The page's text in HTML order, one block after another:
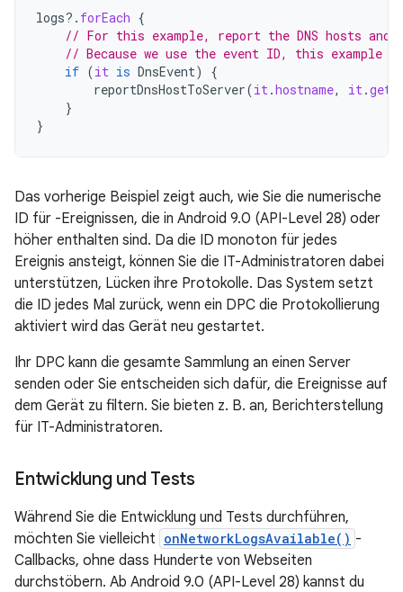
logs?. forEach {
// For this example, report the DNS hosts
// Because we use the event ID, this example
if (it is DnsEvent)
{
reportDnsHostToServer(it.hostname, it.
}
}
Das vorherige Beispiel zeigt auch, wie Sie die numerische
ID für -Ereignissen, die in Android 9.0 (API-Level 28) oder
höher enthalten sind. Da die ID monoton für jedes
Ereignis ansteigt, können Sie die IT-Administratoren dabei
unterstützen, Lücken ihre Protokolle. Das System setzt
die ID jedes Mal zurück, wenn ein DPC die Protokollierung
aktiviert wird das Gerät neu gestartet.
Ihr DPC kann die gesamte Sammlung an einen Server
senden oder Sie entscheiden sich dafür, die Ereignisse auf
dem Gerät zu filtern. Sie bieten z. B. an, Berichterstellung
für IT-Administratoren.
Entwicklung und Tests
Während Sie die Entwicklung und Tests durchführen,
möchten Sie vielleicht onNetworkLogsAvailable() -
Callbacks, ohne dass Hunderte von Webseiten
durchstöbern. Ab Android 9.0 (API-Level 28) kannst du